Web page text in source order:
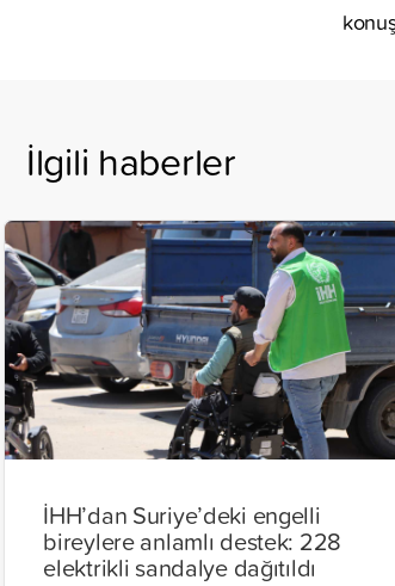
İlgili haberler
İHH’dan Suriye’deki engelli
bireylere anlamlı destek: 228
elektrikli sandalye dağıtıldı